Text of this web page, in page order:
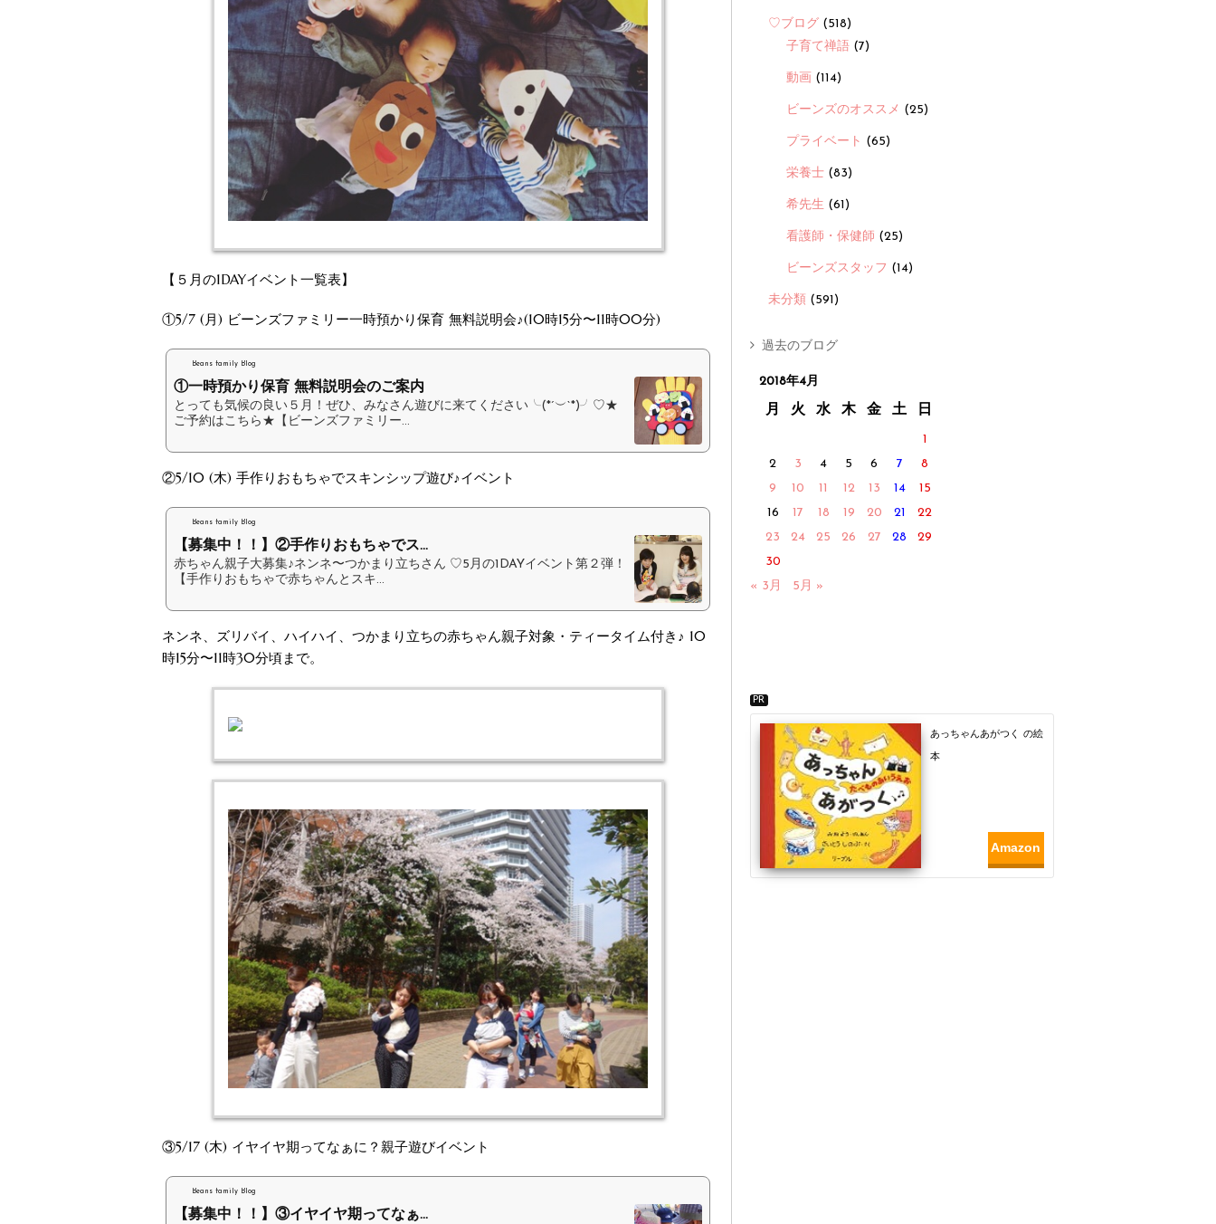
【５月の1DAYイベント一覧表】
①5/7 (月) ビーンズファミリー一時預かり保育 無料説明会♪(10時15分〜11時00分)
Beans family Blog
①一時預かり保育 無料説明会のご案内
とっても気候の良い５月！ぜひ、みなさん遊びに来てください╰(*´︶`*)╯♡★
ご予約はこちら★【ビーンズファミリー...
②5/10 (木) 手作りおもちゃでスキンシップ遊び♪イベント
Beans family Blog
【募集中！！】②手作りおもちゃでス...
赤ちゃん親子大募集♪ネンネ〜つかまり立ちさん ♡5月の1DAYイベント第２弾！
【手作りおもちゃで赤ちゃんとスキ...
ネンネ、ズリバイ、ハイハイ、つかまり立ちの赤ちゃん親子対象・ティータイム付き♪ 10
時15分〜11時30分頃まで。
③5/17 (木) イヤイヤ期ってなぁに？親子遊びイベント
Beans family Blog
【募集中！！】③イヤイヤ期ってなぁ...
♡ブログ (518)
子育て禅語 (7)
動画 (114)
ビーンズのオススメ (25)
プライベート (65)
栄養士 (83)
希先生 (61)
看護師・保健師 (25)
ビーンズスタッフ (14)
未分類 (591)
過去のブログ
2018年4月
月 火 水 木 金 土 日
1
2
3 4 5 6 7
8
9
10 11 12 13 14
15
16
17 18 19 20 21
22
23
24 25 26 27 28
29
30
« 3月
5月 »
PR
あっちゃんあがつく の絵
本
Amazon